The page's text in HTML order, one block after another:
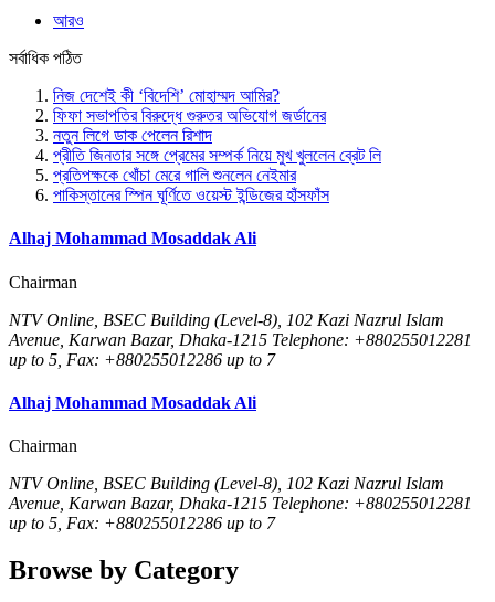
আরও
সর্বাধিক পঠিত
নিজ দেশেই কী ‘বিদেশি’ মোহাম্মদ আমির?
ফিফা সভাপতির বিরুদ্ধে গুরুতর অভিযোগ জর্ডানের
নতুন লিগে ডাক পেলেন রিশাদ
প্রীতি জিনতার সঙ্গে প্রেমের সম্পর্ক নিয়ে মুখ খুললেন ব্রেট লি
প্রতিপক্ষকে খোঁচা মেরে গালি শুনলেন নেইমার
পাকিস্তানের স্পিন ঘূর্ণিতে ওয়েস্ট ইন্ডিজের হাঁসফাঁস
Alhaj Mohammad Mosaddak Ali
Chairman
NTV Online, BSEC Building (Level-8), 102 Kazi Nazrul Islam
Avenue, Karwan Bazar, Dhaka-1215 Telephone: +880255012281
up to 5, Fax: +880255012286 up to 7
Alhaj Mohammad Mosaddak Ali
Chairman
NTV Online, BSEC Building (Level-8), 102 Kazi Nazrul Islam
Avenue, Karwan Bazar, Dhaka-1215 Telephone: +880255012281
up to 5, Fax: +880255012286 up to 7
Browse by Category